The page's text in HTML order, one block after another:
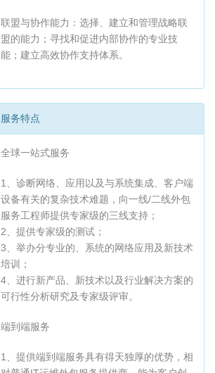
联盟与协作能力：选择、建立和管理战略联
盟的能力；寻找和促进内部协作的专业技
能；建立高效协作支持体系。
服务特点
全球一站式服务
1、诊断网络、应用以及与系统集成、客户端
设备有关的复杂技术难题，向一线/二线外包
服务工程师提供专家级的三线支持；
2、提供专家级的测试；
3、举办分专业的、系统的网络应用及新技术
培训；
4、进行新产品、新技术以及行业解决方案的
可行性分析研究及专家级评审。
端到端服务
1、提供端到端服务具有得天独厚的优势，相